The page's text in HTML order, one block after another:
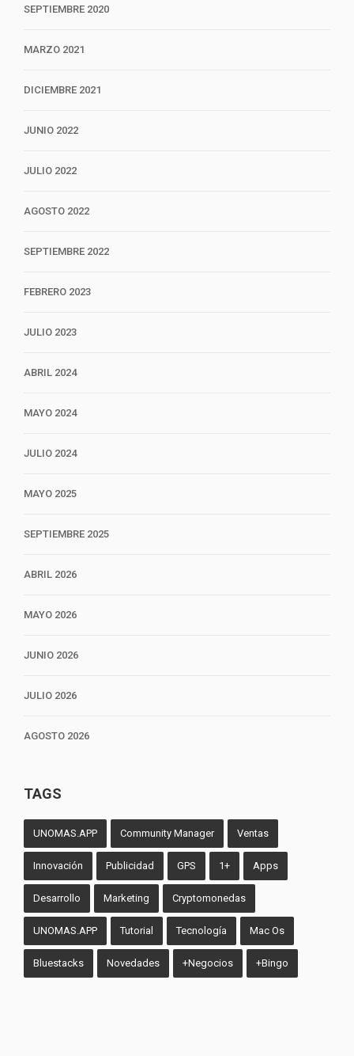
SEPTIEMBRE 2020
MARZO 2021
DICIEMBRE 2021
JUNIO 2022
JULIO 2022
AGOSTO 2022
SEPTIEMBRE 2022
FEBRERO 2023
JULIO 2023
ABRIL 2024
MAYO 2024
JULIO 2024
MAYO 2025
SEPTIEMBRE 2025
ABRIL 2026
MAYO 2026
JUNIO 2026
JULIO 2026
AGOSTO 2026
TAGS
UNOMAS.APP Community Manager Ventas
Innovación Publicidad GPS 1+ Apps
Desarrollo Marketing Cryptomonedas
UNOMAS.APP Tutorial Tecnología Mac Os
Bluestacks Novedades +Negocios +Bingo